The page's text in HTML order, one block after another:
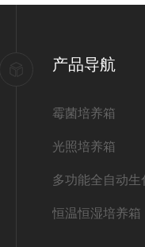
产品导航
霉菌培养箱
光照培养箱
多功能全自动生
恒温恒湿培养箱